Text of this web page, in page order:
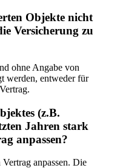
Objekte nicht
Versicherung zu
ohne Angabe von
werden, entweder für
(z.B.
Jahren stark
anpassen?
anpassen. Die